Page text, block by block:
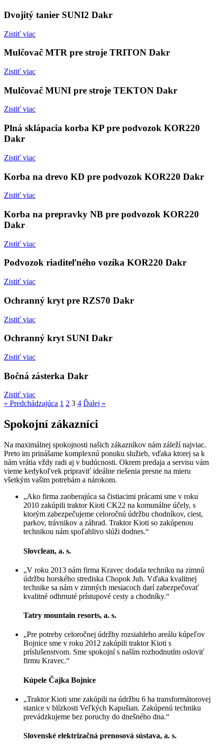
Dvojitý tanier SUNI2 Dakr
Zistiť viac
Mulčovač MTR pre stroje TRITON Dakr
Zistiť viac
Mulčovač MUNI pre stroje TEKTON Dakr
Zistiť viac
Plná sklápacia korba KP pre podvozok KOR220
Dakr
Zistiť viac
Korba na drevo KD pre podvozok KOR220 Dakr
Zistiť viac
Korba na prepravky NB pre podvozok KOR220
Dakr
Zistiť viac
Podvozok riaditeľného vozíka KOR220 Dakr
Zistiť viac
Ochranný kryt pre RZS70 Dakr
Zistiť viac
Ochranný kryt SUNI Dakr
Zistiť viac
Bočná zásterka Dakr
Zistiť viac
« Predchádzajúca 1 2 3 4 Ďalej »
Spokojní zákazníci
Na maximálnej spokojnosti našich zákazníkov nám záleží najviac.
Preto im prinášame komplexnú ponuku služieb, vďaka ktorej sa k
nám vrátia vždy radi aj v budúcnosti. Okrem predaja a servisu vám
vieme kedykoľvek pripraviť ideálne riešenia presne na mieru
všetkým vašim potrebám a nárokom.
„Ako firma zaoberajúca sa čistiacimi prácami sme v roku
2010 zakúpili traktor Kioti CK22 na komunálne účely, s
ktorým zabezpečujeme celoročnú údržbu chodníkov, ciest,
parkov, trávnikov a záhrad. Traktor Kioti so zakúpenou
technikou nám spoľahlivo slúži dodnes.“
Slovclean, a. s.
„V roku 2013 nám firma Kravec dodala techniku na zimnú
údržbu horského strediska Chopok Juh. Vďaka kvalitnej
technike sa nám v zimných mesiacoch darí zabezpečovať
kvalitné odhrnuté prístupové cesty a chodníky.“
Tatry mountain resorts, a. s.
„Pre potreby celoročnej údržby rozsiahleho areálu kúpeľov
Bojnice sme v roku 2012 zakúpili traktor Kioti s
príslušenstvom. Sme spokojní s naším rozhodnutím osloviť
firmu Kravec.“
Kúpele Čajka Bojnice
„Traktor Kioti sme zakúpili na údržbu 6 ha transformátorovej
stanice v blízkosti Veľkých Kapušian. Zakúpenú techniku
prevádzkujeme bez poruchy do dnešného dna.“
Slovenské elektrizačná prenosová sústava, a. s.